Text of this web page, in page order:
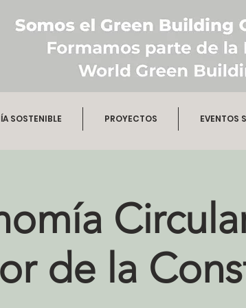
SOSTENIBLE PROYECTOS EVENTOS
de la